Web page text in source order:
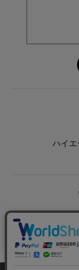
ハイ
© 2026